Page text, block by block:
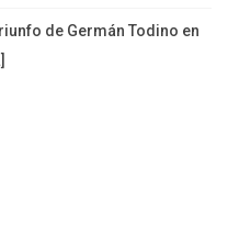
de Germán Todino en